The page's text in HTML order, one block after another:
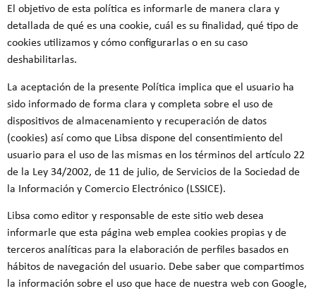
El objetivo de esta política es informarle de manera clara y
detallada de qué es una cookie, cuál es su finalidad, qué tipo de
cookies utilizamos y cómo configurarlas o en su caso
deshabilitarlas.
La aceptación de la presente Política implica que el usuario ha
sido informado de forma clara y completa sobre el uso de
dispositivos de almacenamiento y recuperación de datos
(cookies) así como que Libsa dispone del consentimiento del
usuario para el uso de las mismas en los términos del artículo 22
de la Ley 34/2002, de 11 de julio, de Servicios de la Sociedad de
la Información y Comercio Electrónico (LSSICE).
Libsa como editor y responsable de este sitio web desea
informarle que esta página web emplea cookies propias y de
terceros analíticas para la elaboración de perfiles basados en
hábitos de navegación del usuario. Debe saber que compartimos
la información sobre el uso que hace de nuestra web con Google,